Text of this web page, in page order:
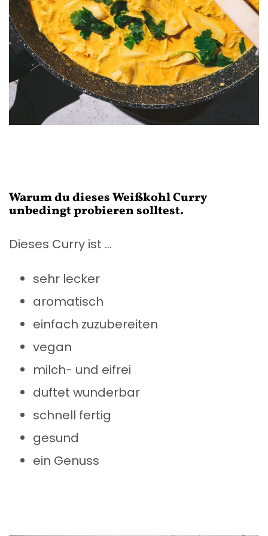
Warum du dieses Weißkohl Curry
unbedingt probieren solltest.
Dieses Curry ist …
sehr lecker
aromatisch
einfach zuzubereiten
vegan
milch- und eifrei
duftet wunderbar
schnell fertig
gesund
ein Genuss